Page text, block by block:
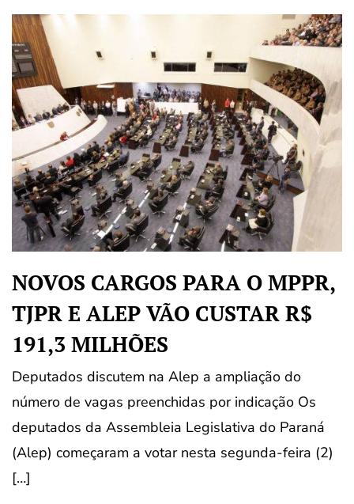
NOVOS CARGOS PARA O MPPR,
TJPR E ALEP VÃO CUSTAR R$
191,3 MILHÕES
Deputados discutem na Alep a ampliação do
número de vagas preenchidas por indicação Os
deputados da Assembleia Legislativa do Paraná
(Alep) começaram a votar nesta segunda-feira (2)
[…]